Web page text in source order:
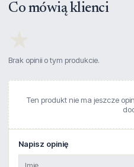
Co mówią klienci
Brak opinii o tym produkcie.
Ten produkt nie ma jeszcze
Napisz opinię